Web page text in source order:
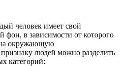
человек имеет свой
в зависимости от которого
на окружающую
людей можно разделить
категорий: